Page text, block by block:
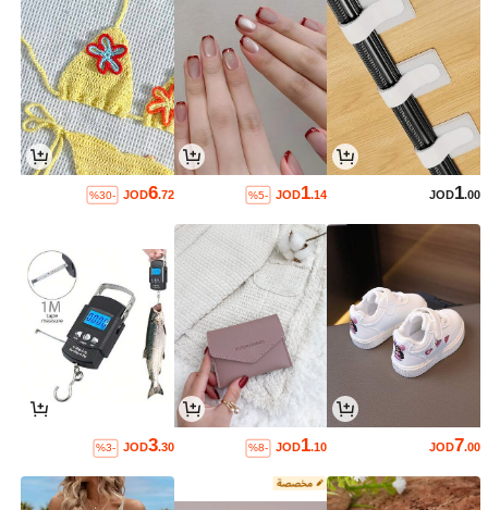
JOD1.00
JOD1.14
%5-
JOD6.72
%30-
JOD7.00
JOD1.10
%8-
JOD3.30
%3-